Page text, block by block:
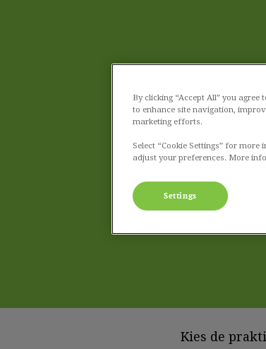
Kies de
By clicking “Accept All” you
to enhance site navigation,
marketing efforts.
Select “Cookie Settings” for
adjust your preferences. More
Settings